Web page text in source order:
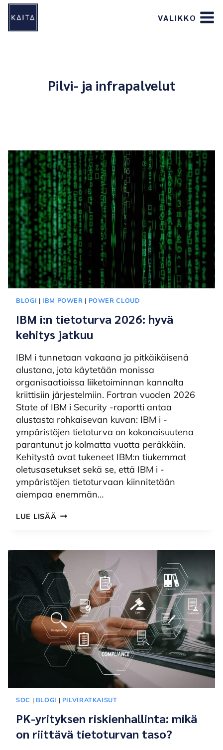
Siirry
sisältöön
VALIKKO
Pilvi- ja infrapalvelut
BLOGI | IBM POWER | POWER CLOUD
IBM i:n tietoturva 2026: hyvä
kehitys jatkuu
IBM i tunnetaan vakaana ja pitkäikäisenä
alustana, jota käytetään monissa
organisaatioissa liiketoiminnan kannalta
kriittisiin järjestelmiin. Fortran vuoden 2026
State of IBM i Security -raportti antaa
alustasta rohkaisevan kuvan: IBM i -
ympäristöjen tietoturva on kokonaisuutena
parantunut jo kolmatta vuotta peräkkäin.
Kehitystä ovat tukeneet IBM:n tiukemmat
oletusasetukset sekä se, että IBM i -
ympäristöjen tietoturvaan kiinnitetään
aiempaa enemmän…
LUE LISÄÄ IBM
HYVÄ
KEHITYS
JATKUU
SOC | BLOGI | PILVIRATKAISUT
PK-yrityksen riskienhallinta: mikä
on riittävä tietoturvan taso?